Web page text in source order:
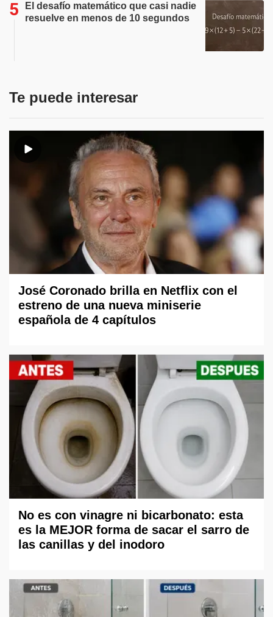
El desafío matemático que casi nadie
resuelve en menos de 10 segundos
Te puede interesar
José Coronado brilla en Netflix con el
estreno de una nueva miniserie
española de 4 capítulos
No es con vinagre ni bicarbonato: esta
es la MEJOR forma de sacar el sarro de
las canillas y del inodoro